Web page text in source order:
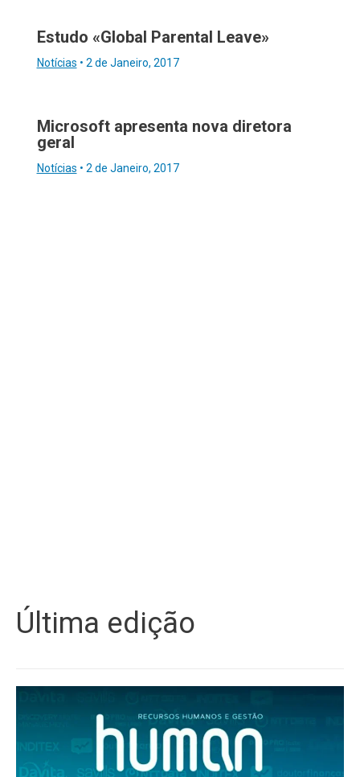
Estudo «Global Parental Leave»
Notícias • 2 de Janeiro, 2017
Microsoft apresenta nova diretora
geral
Notícias • 2 de Janeiro, 2017
Última edição